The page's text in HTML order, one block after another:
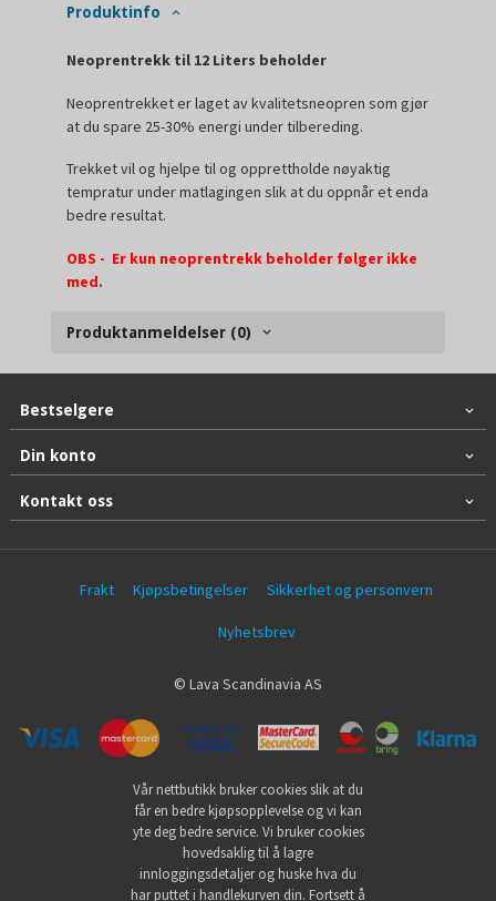
Produktinfo
Neoprentrekk til 12 Liters beholder
Neoprentrekket er laget av kvalitetsneopren som gjør
at du spare 25-30% energi under tilbereding.
Trekket vil og hjelpe til og opprettholde nøyaktig
tempratur under matlagingen slik at du oppnår et enda
bedre resultat.
OBS - Er kun neoprentrekk beholder følger ikke
med.
Produktanmeldelser (0)
Bestselgere
Din konto
Kontakt oss
Frakt Kjøpsbetingelser Sikkerhet og personvern
Nyhetsbrev
© Lava Scandinavia AS
Vår nettbutikk bruker cookies slik at du
får en bedre kjøpsopplevelse og vi kan
yte deg bedre service. Vi bruker cookies
hovedsaklig til å lagre
innloggingsdetaljer og huske hva du
har puttet i handlekurven din. Fortsett å